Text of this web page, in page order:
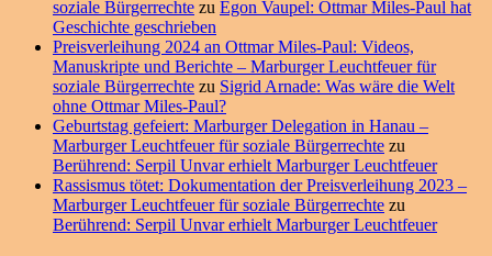
soziale Bürgerrechte zu Egon Vaupel: Ottmar Miles-Paul hat
Geschichte geschrieben
Preisverleihung 2024 an Ottmar Miles-Paul: Videos,
Manuskripte und Berichte – Marburger Leuchtfeuer für
soziale Bürgerrechte zu Sigrid Arnade: Was wäre die Welt
ohne Ottmar Miles-Paul?
Geburtstag gefeiert: Marburger Delegation in Hanau –
Marburger Leuchtfeuer für soziale Bürgerrechte zu
Berührend: Serpil Unvar erhielt Marburger Leuchtfeuer
Rassismus tötet: Dokumentation der Preisverleihung 2023 –
Marburger Leuchtfeuer für soziale Bürgerrechte zu
Berührend: Serpil Unvar erhielt Marburger Leuchtfeuer